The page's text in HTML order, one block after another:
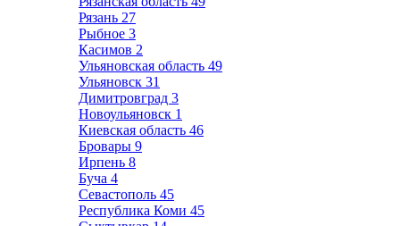
Рязань 27
Рыбное 3
Касимов 2
Ульяновская область 49
Ульяновск 31
Димитровград 3
Новоульяновск 1
Киевская область 46
Бровары 9
Ирпень 8
Буча 4
Севастополь 45
Республика Коми 45